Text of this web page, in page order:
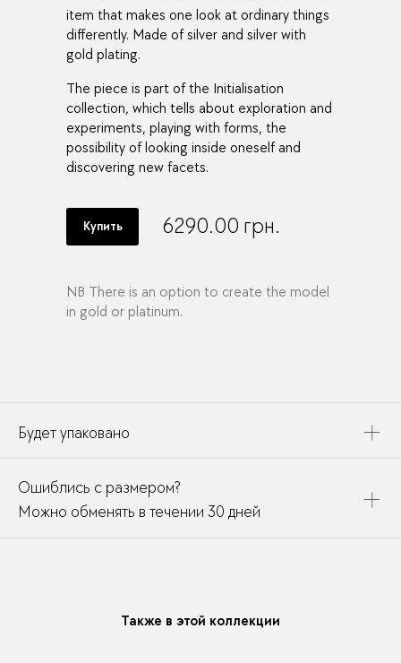
item that makes one look at ordinary things
differently. Made of silver and silver with
gold plating.
The piece is part of the Initialisation
collection, which tells about exploration and
experiments, playing with forms, the
possibility of looking inside oneself and
discovering new facets.
Купить 6290.00 грн.
NB There is an option to create the model
in gold or platinum.
Будет упаковано
дополнено открыткой, паспортом украшения и
собрано в подарочный пакет
Ошиблись с размером?
Можно обменять в течении 30 дней
Также в этой коллекции